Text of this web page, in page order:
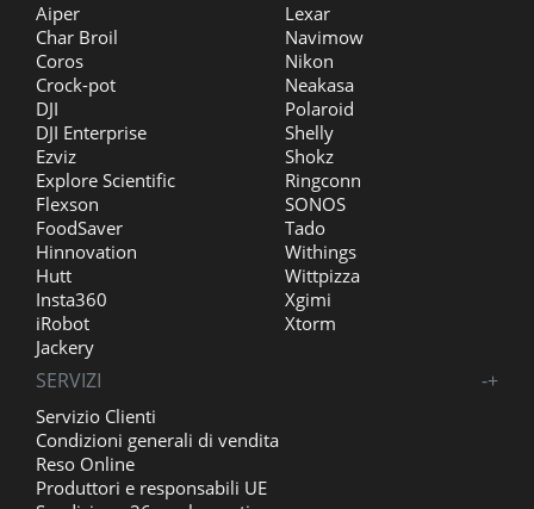
Aiper
Char Broil
Coros
Crock-pot
DJI
DJI Enterprise
Ezviz
Explore Scientific
Flexson
FoodSaver
Hinnovation
Hutt
Insta360
iRobot
Jackery
Lexar
Navimow
Nikon
Neakasa
Polaroid
Shelly
Shokz
Ringconn
SONOS
Tado
Withings
Wittpizza
Xgimi
Xtorm
SERVIZI +
-
Servizio Clienti
Condizioni generali di vendita
Reso Online
Produttori e responsabili UE